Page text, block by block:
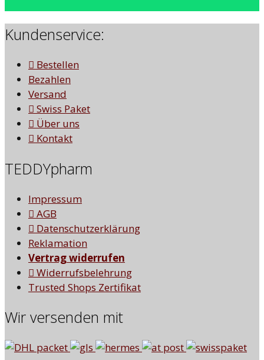
Kundenservice:
Bestellen
Bezahlen
Versand
Swiss Paket
Über uns
Kontakt
TEDDYpharm
Impressum
AGB
Datenschutzerklärung
Reklamation
Vertrag widerrufen
Widerrufsbelehrung
Trusted Shops Zertifikat
Wir versenden mit